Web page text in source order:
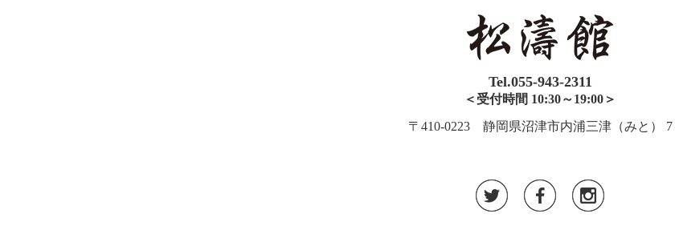
Tel.055-943-2311
＜受付時間 10:30～19:00＞
〒410-0223 静岡県沼津市内浦三津（みと） 7